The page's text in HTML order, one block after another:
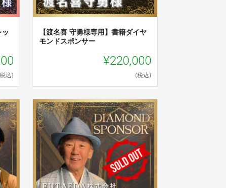
ッ
込)
【渡名喜 守勇様専用】書籍ダイヤ
モンドスポンサー
¥220,000
(税込)